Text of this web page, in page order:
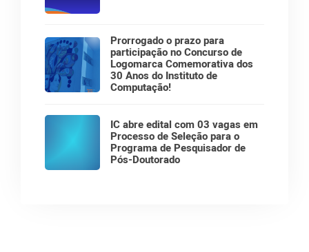
Prorrogado o prazo para
participação no Concurso de
Logomarca Comemorativa dos
30 Anos do Instituto de
Computação!
IC abre edital com 03 vagas em
Processo de Seleção para o
Programa de Pesquisador de
Pós-Doutorado